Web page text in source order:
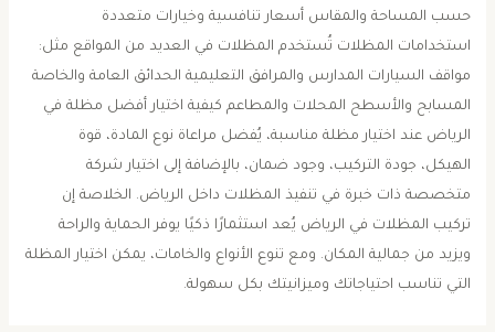
حسب المساحة والمقاس أسعار تنافسية وخيارات متعددة
استخدامات المظلات تُستخدم المظلات في العديد من المواقع مثل:
مواقف السيارات المدارس والمرافق التعليمية الحدائق العامة والخاصة
المسابح والأسطح المحلات والمطاعم كيفية اختيار أفضل مظلة في
الرياض عند اختيار مظلة مناسبة، يُفضل مراعاة نوع المادة، قوة
الهيكل، جودة التركيب، وجود ضمان، بالإضافة إلى اختيار شركة
متخصصة ذات خبرة في تنفيذ المظلات داخل الرياض. الخلاصة إن
تركيب المظلات في الرياض يُعد استثمارًا ذكيًا يوفر الحماية والراحة
ويزيد من جمالية المكان. ومع تنوع الأنواع والخامات، يمكن اختيار المظلة
التي تناسب احتياجاتك وميزانيتك بكل سهولة.